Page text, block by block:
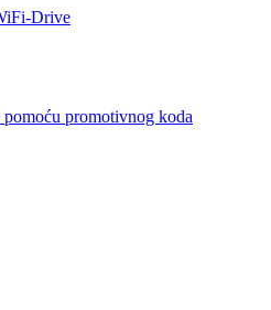
Drive
promotivnog koda